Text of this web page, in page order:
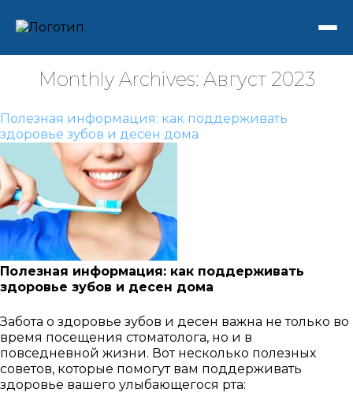
Monthly Archives: Август 2023
Полезная информация: как поддерживать
здоровье зубов и десен дома
Полезная информация: как поддерживать
здоровье зубов и десен дома
Забота о здоровье зубов и десен важна не только во
время посещения стоматолога, но и в
повседневной жизни. Вот несколько полезных
советов, которые помогут вам поддерживать
здоровье вашего улыбающегося рта: